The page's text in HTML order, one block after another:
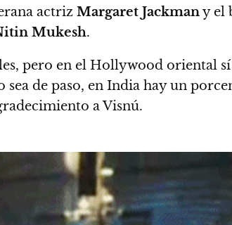
actriz Margaret Jackmany el
Mukesh.
pero en el Hollywood oriental sí
de paso, en India hay un
a Visnú.